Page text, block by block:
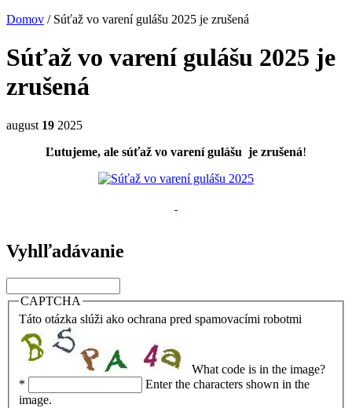
Domov / Súťaž vo varení gulášu 2025 je zrušená
Súťaž vo varení gulášu 2025 je
zrušená
august 19 2025
Ľutujeme, ale súťaž vo varení gulášu je zrušená!
Vyhlľadávanie
CAPTCHA
Táto otázka slúži ako ochrana pred spamovacími robotmi
What code is in the image?
*
Enter the characters shown in the
image.